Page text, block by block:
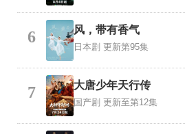
6 风，带有香气
日本剧 更新第95集
7 大唐少年天行传
国产剧 更新至第12集